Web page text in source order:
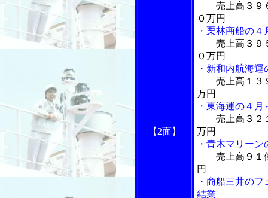
【2面】
売上高３９
０万円
・栗林商船の
売上高３９
０万円
・新和内航海
売上高１３
万円
・東海運の４
売上高３２
万円
・青木マリー
売上高９１
円
・商船三井の
結業